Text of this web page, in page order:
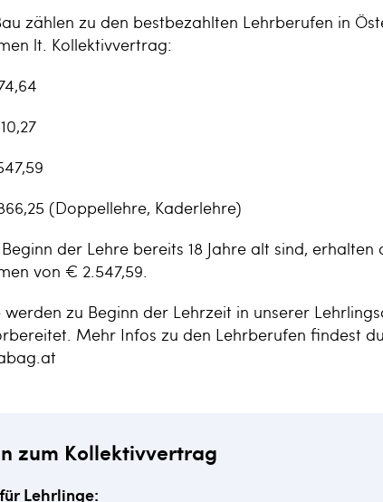
zählen zu den bestbezahlten Lehrberufen in
lt. Kollektivvertrag:
(Doppellehre, Kaderlehre)
der Lehre bereits 18 Jahre alt sind,
von € 2.547,59.
werden zu Beginn der Lehrzeit in unserer
Mehr Infos zu den Lehrberufen findest
zum Kollektivvertrag
Lehrlinge: